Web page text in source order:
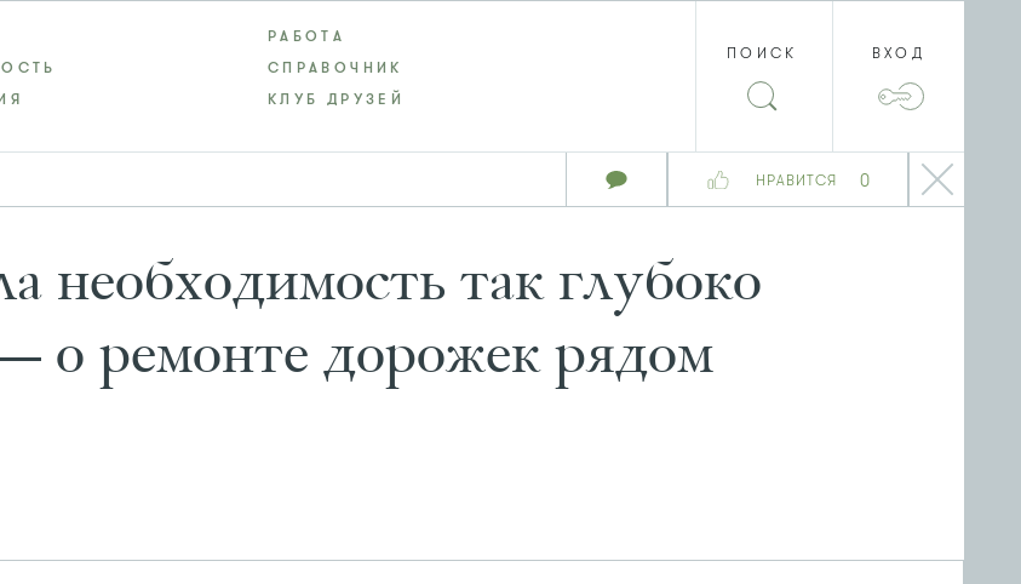
НРАВИТСЯ 0
РАБОТА
СПРАВОЧНИК
КЛУБ ДРУЗЕЙ
ПОИСК ВХОД
необходимость так глубоко
о ремонте дорожек рядом